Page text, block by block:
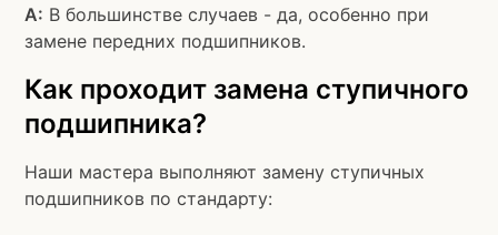
A: В большинстве случаев - да, особенно при
замене передних подшипников.
Как проходит замена ступичного
подшипника?
Наши мастера выполняют замену ступичных
подшипников по стандарту: